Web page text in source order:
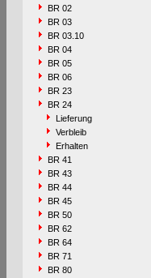
BR 02
BR 03
BR 03.10
BR 04
BR 05
BR 06
BR 23
BR 24
Lieferung
Verbleib
Erhalten
BR 41
BR 43
BR 44
BR 45
BR 50
BR 62
BR 64
BR 71
BR 80